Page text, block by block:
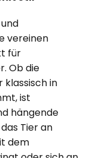
vereinen
für
Ob die
in
ist
hängende
Tier an
dem